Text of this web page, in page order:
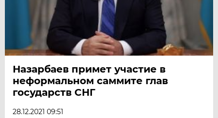
Назарбаев примет участие в
неформальном саммите глав
государств СНГ
28.12.2021 09:51